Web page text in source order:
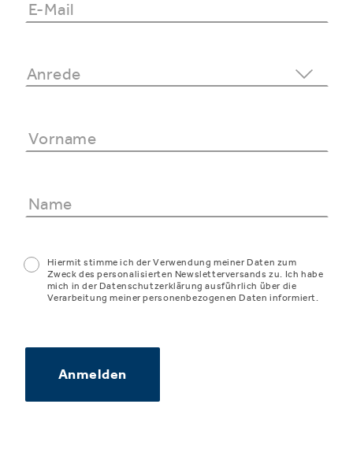
Hiermit stimme ich der Verwendung meiner Daten zum
Zweck des personalisierten Newsletterversands zu. Ich habe
mich in der Datenschutzerklärung ausführlich über die
Verarbeitung meiner personenbezogenen Daten informiert.
Anmelden